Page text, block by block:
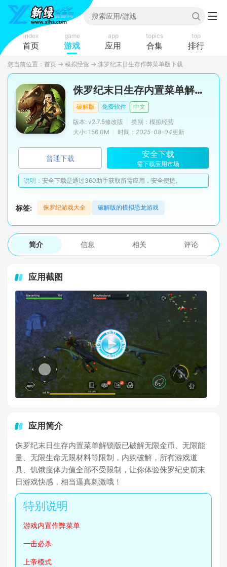
index
首页
game
游戏
app
应用
topics
合集
top
排行
您当前位置： 首页 → 模拟经营 → 侏罗纪末日生存作弊菜单版下载
侏罗纪末日生存内置菜单解锁版
破解版 免费软件
中文
版本: v2.7.5修改版
类别：模拟经营
大小: 156.0M
时间： 2025-08-04更新
普通下载 安全下载
需下载应用市场
说明： 安全下载是通过360助手获取所需应用，安全便捷。
标签: 侏罗纪游戏大全 破解版的模拟恐龙游戏
简介 信息 相关 评论
应用截图
应用简介
侏罗纪末日生存内置菜单解锁版已破解无限金币、无限能
量、无限生命无限材料等限制，内购破解，所有游戏道
具、饥饿度体力值全部不受限制，让你体验侏罗纪史前末
日游戏快感，相当逼真刺激哦！
游戏内置作弊菜单
一击必杀
上帝模式